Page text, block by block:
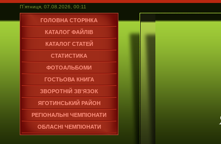
П`ятниця, 07.08.2026, 00:11
ГОЛОВНА СТОРІНКА
КАТАЛОГ ФАЙЛІВ
КАТАЛОГ СТАТЕЙ
СТАТИСТИКА
ФОТОАЛЬБОМИ
ГОСТЬОВА КНИГА
ЗВОРОТНІЙ ЗВ'ЯЗОК
ЯГОТИНСЬКИЙ РАЙОН
РЕГІОНАЛЬНІ ЧЕМПІОНАТИ
ОБЛАСНІ ЧЕМПІОНАТИ